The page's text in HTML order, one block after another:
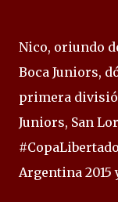
Nico, oriundo
Boca Juniors,
primera
Juniors, San
Argentina 2015